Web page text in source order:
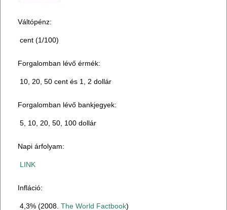
Váltópénz:
cent (1/100)
Forgalomban lévő érmék:
10, 20, 50 cent és 1, 2 dollár
Forgalomban lévő bankjegyek:
5, 10, 20, 50, 100 dollár
Napi árfolyam:
LINK
Infláció:
4,3% (2008.The World Factbook)